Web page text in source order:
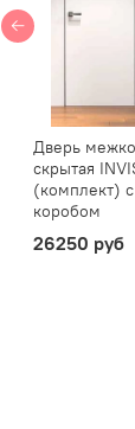
Дверь
скрытая
(комплект)
коробом
26250 руб